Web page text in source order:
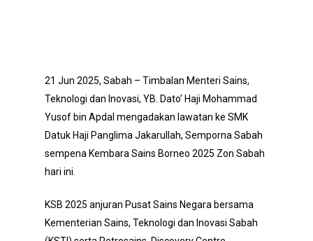
21 Jun 2025, Sabah – Timbalan Menteri Sains,
Teknologi dan Inovasi, YB. Dato’ Haji Mohammad
Yusof bin Apdal mengadakan lawatan ke SMK
Datuk Haji Panglima Jakarullah, Semporna Sabah
sempena Kembara Sains Borneo 2025 Zon Sabah
hari ini.
KSB 2025 anjuran Pusat Sains Negara bersama
Kementerian Sains, Teknologi dan Inovasi Sabah